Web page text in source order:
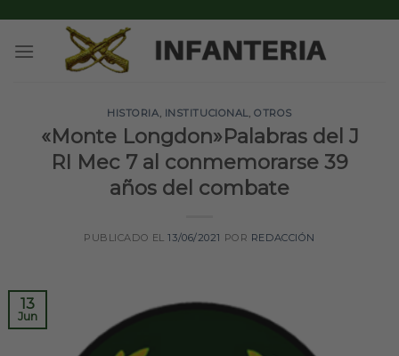
content
HISTORIA, INSTITUCIONAL,OTROS
«Monte Longdon»Palabras del J
RI Mec 7 al conmemorarse 39
años del combate
PUBLICADO EL13/06/2021 POR REDACCIÓN
13
Jun